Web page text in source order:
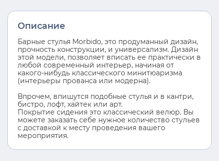
Описание
Барные стулья Morbido, это продуманный дизайн,
прочность конструкции, и универсализм. Дизайн
этой модели, позволяет вписать ее практически в
любой современный интерьер, начиная от
какого-нибудь классического минитюаризма
(интерьеры прованса или модерна).
Впрочем, впишутся подобные стулья и в кантри,
бистро, лофт, хайтек или арт.
Покрытие сидения это классический велюр. Вы
можете заказать себе нужное количество стульев
с доставкой к месту проведения вашего
мероприятия.